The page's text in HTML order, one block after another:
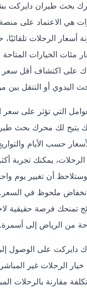
طيران دايركت بشكل
الاعتماد على منصة
الرحلات تلقائيًا، حيث
الخيارات المتاحة في
اكتشاف أقل سعر
أو التنقل بين مواقع
التي تؤثر على سعر
لك محرك بحث طيران
الأيام والتواريخ
يمكنك تجربة أكثر من
أن تغيير يوم واحد
ملحوظ في السعر. هذه
فرصة حقيقية
الرياض إلى أسمرة.
على الوصول إلى
غير المباشرة،
بالرحلات المباشرة.